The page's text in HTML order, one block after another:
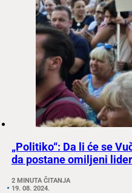
„Politiko“: Da li će se
da postane omiljeni
2 MINUTA ČITANJA
19. 08. 2024.